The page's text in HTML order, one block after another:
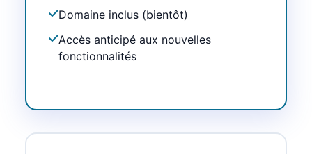
Domaine inclus (bientôt)
Accès anticipé aux nouvelles
fonctionnalités